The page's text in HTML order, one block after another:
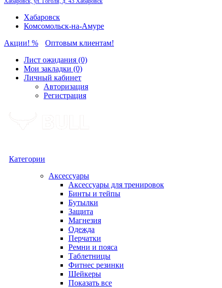
Хабаровск
Комсомольск-на-Амуре
Акции! %
Оптовым клиентам!
Лист ожидания (0)
Мои закладки (0)
Личный кабинет
Авторизация
Регистрация
Категории
Аксессуары
Аксессуары для тренировок
Бинты и тейпы
Бутылки
Защита
Магнезия
Одежда
Перчатки
Ремни и пояса
Таблетницы
Фитнес резинки
Шейкеры
Показать все